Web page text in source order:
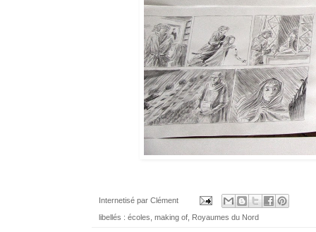
Internetisé par Clément
libellés : écoles making of Royaumes du Nord